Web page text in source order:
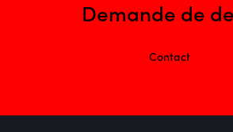
Demande de
Contact